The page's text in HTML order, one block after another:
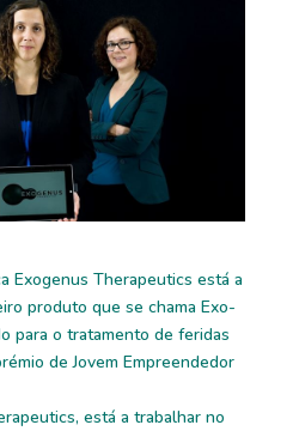
Exogenus Therapeutics está a
produto que se chama Exo-
para o tratamento de feridas
de Jovem Empreendedor
está a trabalhar no